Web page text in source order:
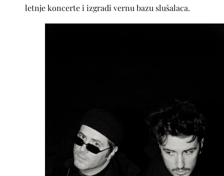
letnje koncerte i izgradi vernu bazu slušalaca.